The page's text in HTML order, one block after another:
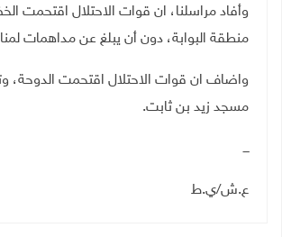
وأفاد مراسلنا، ان قوات الاحتلال اقتحمت
منطقة البوابة، دون أن يبلغ عن مداهمات
واضاف ان قوات الاحتلال اقتحمت الدوحة،
مسجد زيد بن ثابت.
ـــ
ع.ش/ي.ط